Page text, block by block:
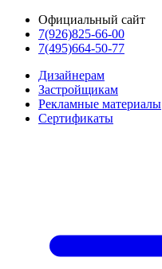
Официальный сайт
7(926)825-66-00
7(495)664-50-77
Дизайнерам
Застройщикам
Рекламные материалы
Сертификаты